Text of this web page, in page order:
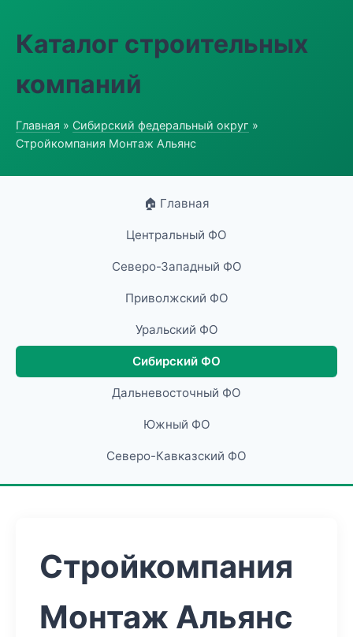
Каталог строительных
компаний
Главная » Сибирский федеральный округ »
Стройкомпания Монтаж Альянс
🏠 Главная
Центральный ФО
Северо-Западный ФО
Приволжский ФО
Уральский ФО
Сибирский ФО
Дальневосточный ФО
Южный ФО
Северо-Кавказский ФО
Стройкомпания
Монтаж Альянс